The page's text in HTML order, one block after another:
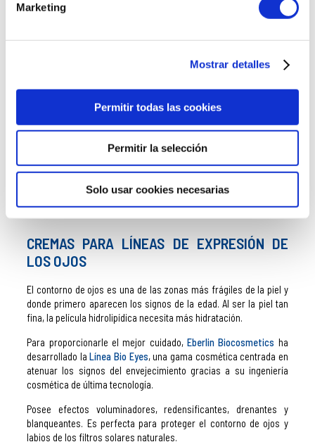
Marketing
Mostrar detalles
Permitir todas las cookies
Permitir la selección
Solo usar cookies necesarias
Contorno de Ojos y Labios Descongestivo 15 ml - Línea Bio
34,84 €
CREMAS PARA LÍNEAS DE EXPRESIÓN DE
LOS OJOS
El contorno de ojos es una de las zonas más frágiles de la piel y
donde primero aparecen los signos de la edad. Al ser la piel tan
fina, la película hidrolipídica necesita más hidratación.
Para proporcionarle el mejor cuidado,Eberlin Biocosmetics ha
desarrollado laLínea Bio Eyes, una gama cosmética centrada en
atenuar los signos del envejecimiento gracias a su ingeniería
cosmética de última tecnología.
Posee efectos voluminadores, redensificantes, drenantes y
blanqueantes. Es perfecta para proteger el contorno de ojos y
labios de los filtros solares naturales.